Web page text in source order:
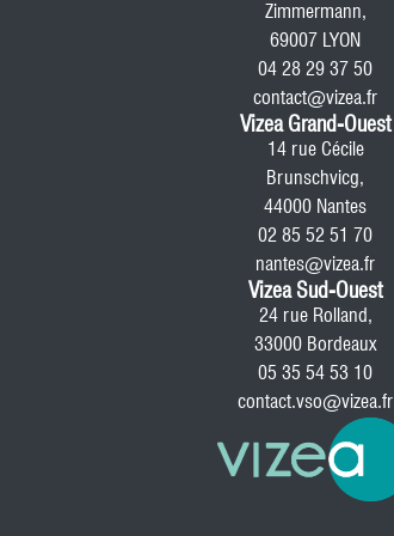
Zimmermann,
69007 LYON
04 28 29 37 50
contact@vizea.fr
Vizea Grand-Ouest
14 rue Cécile
Brunschvicg,
44000 Nantes
02 85 52 51 70
nantes@vizea.fr
Vizea Sud-Ouest
24 rue Rolland,
33000 Bordeaux
05 35 54 53 10
contact.vso@vizea.fr